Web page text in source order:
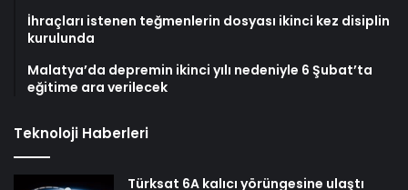
İhraçları istenen teğmenlerin dosyası ikinci kez disiplin
kurulunda
Malatya’da depremin ikinci yılı nedeniyle 6 Şubat’ta
eğitime ara verilecek
Teknoloji Haberleri
Türksat 6A kalıcı yörüngesine ulaştı